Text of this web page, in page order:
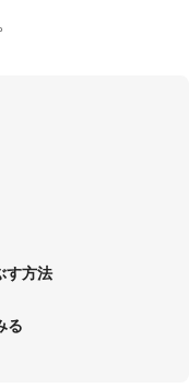
す方法
る